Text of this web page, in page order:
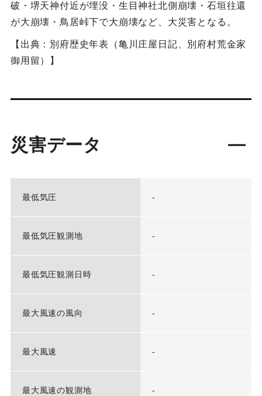
破・堺天神付近が埋没・生目神社北側崩壊・石垣往還
が大崩壊・鳥居峠下で大崩壊など、大災害となる。
【出典：別府歴史年表（亀川庄屋日記、別府村荒金家
御用留）】
災害データ
最低気圧 -
最低気圧観測地 -
最低気圧観測日時 -
最大風速の風向 -
最大風速 -
最大風速の観測地 -